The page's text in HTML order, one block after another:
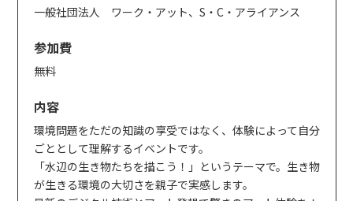
一般社団法人 ワーク・アット、S・C・アライアンス
参加費
無料
内容
環境問題をただの知識の享受ではなく、体験によって自分
ごととして理解するイベントです。
「水辺の生き物たちを描こう！」というテーマで。生き物
が生きる環境の大切さを親子で実感します。